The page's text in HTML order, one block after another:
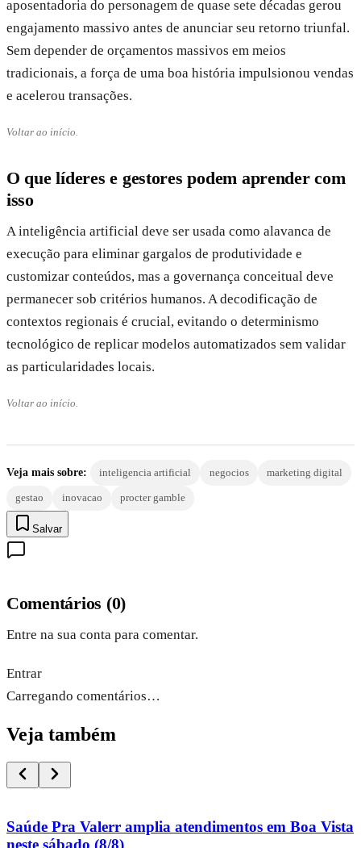
aposentadoria do personagem de quase sete décadas gerou
engajamento massivo antes de anunciar seu retorno triunfal.
Sem depender de orçamentos massivos em meios
tradicionais, a força de uma boa história impulsionou vendas
e acelerou transações.
Voltar ao início.
O que líderes e gestores podem aprender com
isso
A inteligência artificial deve ser usada como alavanca de
execução para eliminar gargalos de produtividade e
customizar conteúdos, mas a governança conceitual deve
permanecer sob critérios humanos. A decodificação de
contextos regionais é crucial, evitando o determinismo
tecnológico de replicar modelos automatizados sem validar
as particularidades locais.
Voltar ao início.
Veja mais sobre: inteligencia artificial negocios marketing digital
gestao inovacao procter gamble
Salvar
Comentários (0)
Entre na sua conta para comentar.
Entrar
Carregando comentários…
Veja também
Saúde Pra Valerr amplia atendimentos em Boa Vista
neste sábado (8/8)